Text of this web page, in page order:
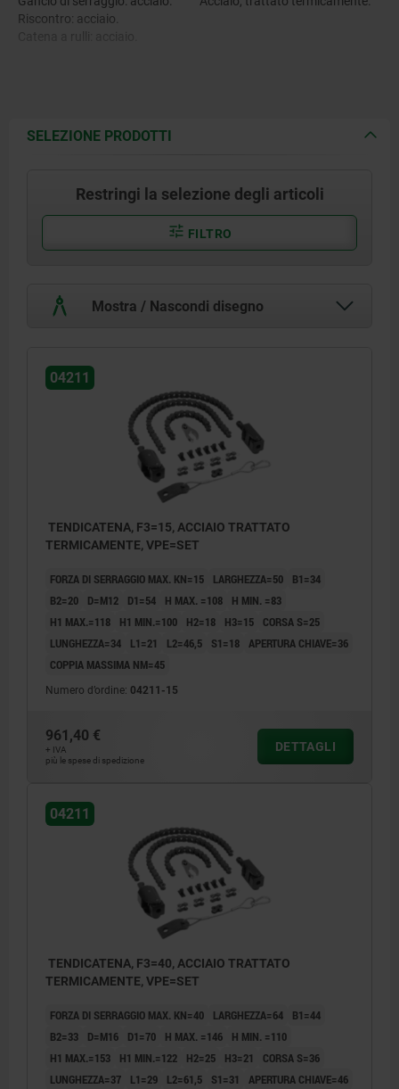
Riscontro: acciaio.
SELEZIONE PRODOTTI
Restringi la selezione degli articoli
FILTRO
Mostra / Nascondi disegno
04211
TENDICATENA, F3=15, ACCIAIO TRATTATO
TERMICAMENTE, VPE=SET
FORZA DI SERRAGGIO MAX. KN=15 LARGHEZZA=50
B1=34
B2=20
D=M12 D1=54 H MAX. =108
H MIN. =83
H1 MAX.=118
H1 MIN.=100 H2=18 H3=15
CORSA S=25
LUNGHEZZA=34
L1=21 L2=46,5 S1=18 APERTURA CHIAVE=36
COPPIA MASSIMA NM=45
Numero d’ordine: 04211-15
961,40 €
+ IVA
più le spese di spedizione
DETTAGLI
04211
TENDICATENA, F3=40, ACCIAIO TRATTATO
TERMICAMENTE, VPE=SET
FORZA DI SERRAGGIO MAX. KN=40 LARGHEZZA=64
B1=44
B2=33
D=M16 D1=70 H MAX. =146
H MIN. =110
H1 MAX.=153
H1 MIN.=122 H2=25 H3=21
CORSA S=36
LUNGHEZZA=37
L1=29 L2=61,5 S1=31
APERTURA CHIAVE=46